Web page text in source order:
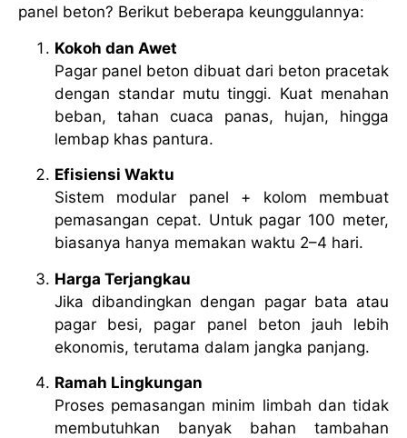
panel beton? Berikut beberapa keunggulannya:
Kokoh dan Awet
Pagar panel beton dibuat dari beton pracetak
dengan standar mutu tinggi. Kuat menahan
beban, tahan cuaca panas, hujan, hingga
lembap khas pantura.
Efisiensi Waktu
Sistem modular panel + kolom membuat
pemasangan cepat. Untuk pagar 100 meter,
biasanya hanya memakan waktu 2–4 hari.
Harga Terjangkau
Jika dibandingkan dengan pagar bata atau
pagar besi, pagar panel beton jauh lebih
ekonomis, terutama dalam jangka panjang.
Ramah Lingkungan
Proses pemasangan minim limbah dan tidak
membutuhkan banyak bahan tambahan